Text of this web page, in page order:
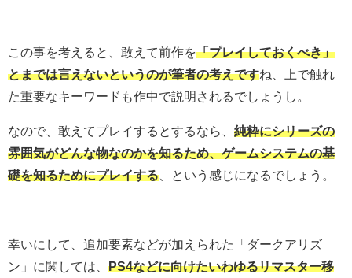
この事を考えると、敢えて前作を「プレイしておくべき」
とまでは言えないというのが筆者の考えですね、上で触れ
た重要なキーワードも作中で説明されるでしょうし。
なので、敢えてプレイするとするなら、 純粋にシリーズの
雰囲気がどんな物なのかを知るため、ゲームシステムの基
礎を知るためにプレイする 、という感じになるでしょう。
幸いにして、追加要素などが加えられた「ダークアリズ
ン」に関しては、 PS4などに向けたいわゆるリマスター移